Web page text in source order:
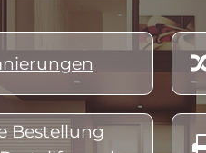
bei hausverkauf, nergieausweis bei
erstellen österreich, energieausweis erstellen
energieausweis für was, energieausweis für
Bestellung